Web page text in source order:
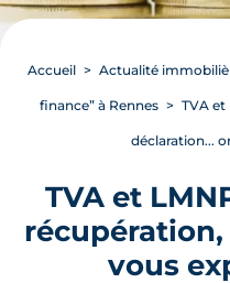
Accueil Actualité
finance” à Rennes TVA et
déclaration...
TVA et
vous